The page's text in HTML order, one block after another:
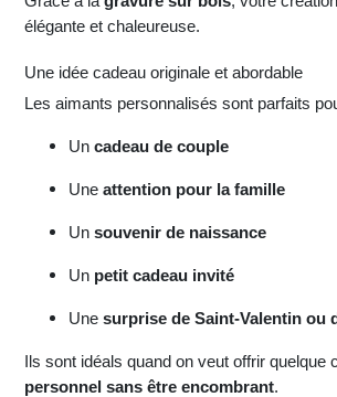
élégante et chaleureuse.
Une idée cadeau originale et abordable
Les aimants personnalisés sont parfaits
Un cadeau de couple
Une attention pour la famille
Un souvenir de naissance
Un petit cadeau invité
Une surprise de Saint-Valentin ou
Ils sont idéals quand on veut offrir quelque
personnel sans être encombrant.